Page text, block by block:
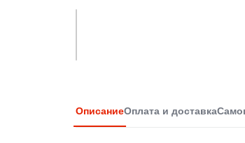
ОписаниеОплата и доставка